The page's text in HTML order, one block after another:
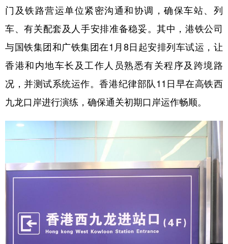
门及铁路营运单位紧密沟通和协调，确保车站、列
车、有关配套及人手安排准备稳妥。其中，港铁公司
与国铁集团和广铁集团在1月8日起安排列车试运，让
香港和内地车长及工作人员熟悉有关程序及跨境路
况，并测试系统运作。香港纪律部队11日早在高铁西
九龙口岸进行演练，确保通关初期口岸运作畅顺。